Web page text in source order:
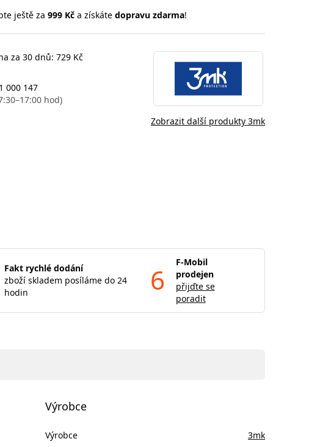
ještě za 999 Kča získáte dopravu zdarma!
za 30 dnů: 729 Kč
000 147
hod)
Zobrazit další produkty 3mk
Fakt rychlé dodání
zboží skladem posíláme do 24
hodin
6
F-Mobil
prodejen
přijďte se
poradit
Výrobce
Výrobce 3mk